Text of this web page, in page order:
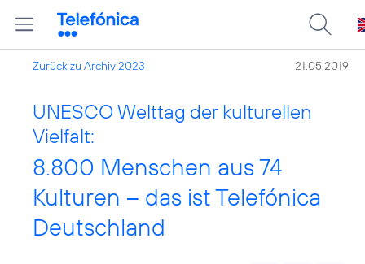
Zurück zu Archiv 2023 21.05.2019
UNESCO Welttag der kulturellen
Vielfalt:
8.800 Menschen aus 74
Kulturen – das ist Telefónica
Deutschland